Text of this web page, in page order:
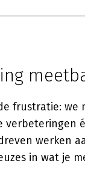
frustratie: we
verbeteringen
werken
in wat je